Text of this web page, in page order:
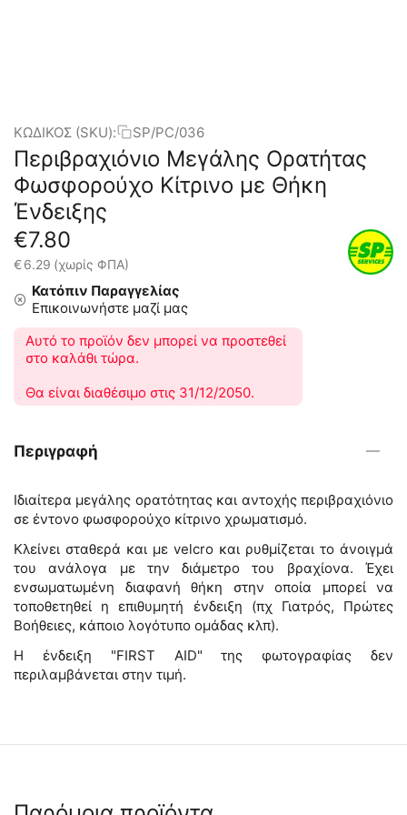
ΚΩΔΙΚΟΣ (SKU): SP/PC/036
Περιβραχιόνιο Μεγάλης Ορατήτας
Φωσφορούχο Κίτρινο με Θήκη
Ένδειξης
€7.80
€6.29 (χωρίς ΦΠΑ)
Κατόπιν Παραγγελίας
Επικοινωνήστε μαζί μας
Αυτό το προϊόν δεν μπορεί να προστεθεί
στο καλάθι τώρα.
Θα είναι διαθέσιμο στις 31/12/2050.
Περιγραφή
Ιδιαίτερα μεγάλης ορατότητας και αντοχής περιβραχιόνιο
σε έντονο φωσφορούχο κίτρινο χρωματισμό.
Κλείνει σταθερά και με velcro και ρυθμίζεται το άνοιγμά
του ανάλογα με την διάμετρο του βραχίονα. Έχει
ενσωματωμένη διαφανή θήκη στην οποία μπορεί να
τοποθετηθεί η επιθυμητή ένδειξη (πχ Γιατρός, Πρώτες
Βοήθειες, κάποιο λογότυπο ομάδας κλπ).
Η ένδειξη "FIRST AID" της φωτογραφίας δεν
περιλαμβάνεται στην τιμή.